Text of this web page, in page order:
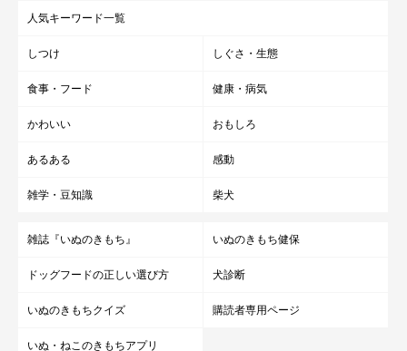
人気キーワード一覧
しつけ しぐさ・生態
食事・フード 健康・病気
かわいい おもしろ
あるある 感動
雑学・豆知識 柴犬
雑誌『いぬのきもち』 いぬのきもち健保
ドッグフードの正しい選び方 犬診断
いぬのきもちクイズ 購読者専用ページ
いぬ・ねこのきもちアプリ